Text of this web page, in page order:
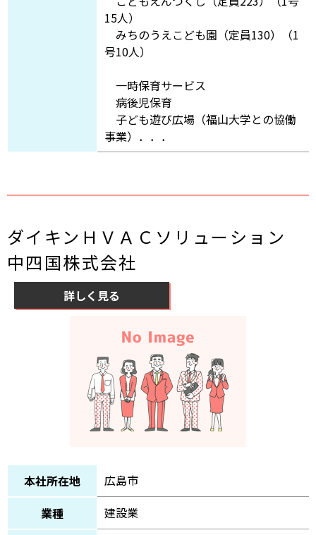
15人）
みちのうえこども園（定員130）（1
号10人）
一時保育サービス
病後児保育
子ども遊び広場（福山大学との協働
事業）．．．
ダイキンＨＶＡＣソリューション
中四国株式会社
詳しく見る
本社所在地
広島市
業種
建設業